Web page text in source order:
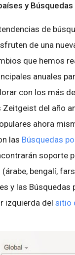
y
de
de una
que hemos
anuales
con los más
del año
ahora
las Búsquedas
soporte
bengalí,
y las Búsquedas
izquierda del sitio